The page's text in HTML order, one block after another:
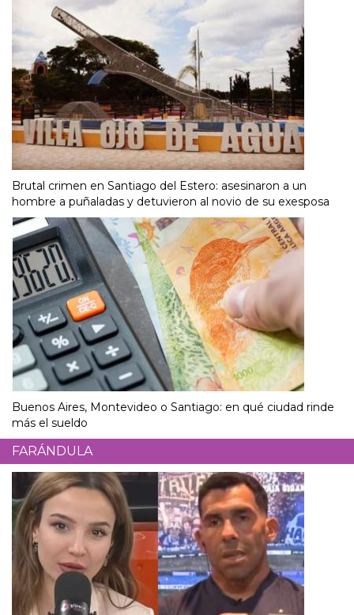
Brutal crimen en Santiago del Estero: asesinaron a un
hombre a puñaladas y detuvieron al novio de su exesposa
Buenos Aires, Montevideo o Santiago: en qué ciudad rinde
más el sueldo
FARÁNDULA